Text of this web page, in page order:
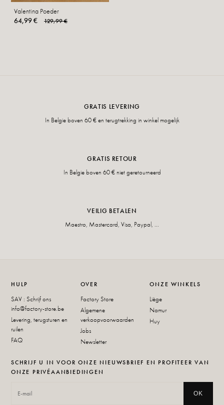
Valentina Poeder
64,99 €
129,99 €
GRATIS LEVERING
In Belgie boven 60 € en terugtrekking in winkel mogelijk
GRATIS RETOUR
In Belgie boven 60 € niet geretourneerd
VEILIG BETALEN
Maestro, Mastercard, Visa, Paypal, ...
HULP
SAV : Schrijf ons
info@factory-store.be
Levering, terugsturen en
ruilen
FAQ
OVER
Factory Store
Algemene
verkoopvoorwaarden
Jobs
Newsletter
ONZE WINKELS
Liège
Namur
Huy
SCHRIJF U IN VOOR ONZE NIEUWSBRIEF EN PROFITEER VAN
ONZE PRIVÉAANBIEDINGEN
OK